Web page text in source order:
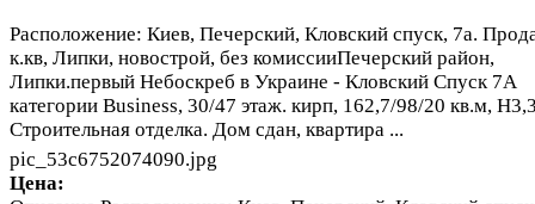
Расположение: Киев, Печерский, Кловский спуск, 7а.
к.кв, Липки, новострой, без комиссииПечерский район,
Липки.первый Небоскреб в Украине - Кловский Спуск 7А
категории Business, 30/47 этаж. кирп, 162,7/98/20 кв.м,
Строительная отделка. Дом сдан, квартира ...
pic_53c6752074090.jpg
Цена: